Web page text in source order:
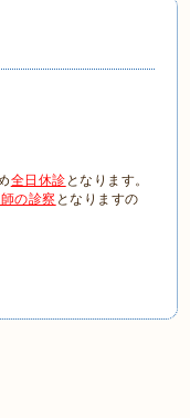
全日休診 となります。
の診察 となりますの